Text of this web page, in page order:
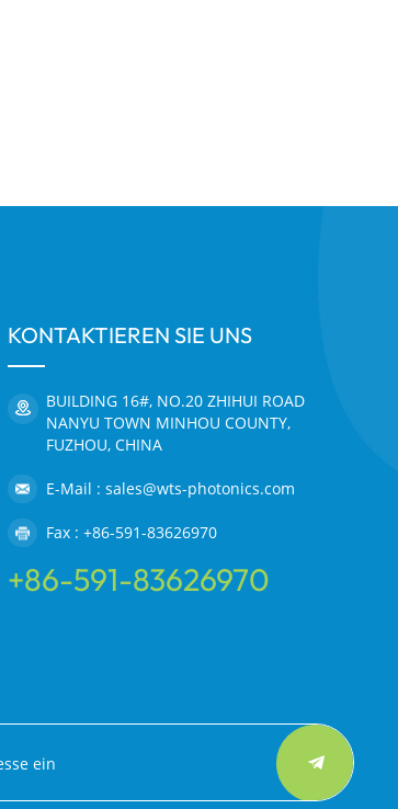
KONTAKTIEREN SIE UNS
BUILDING 16#, NO.20 ZHIHUI ROAD
NANYU TOWN MINHOU COUNTY,
FUZHOU, CHINA
E-Mail : sales@wts-photonics.com
Fax : +86-591-83626970
+86-591-83626970